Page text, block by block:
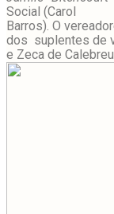
Social (Carol
Barros). O
dos suplentes de
e Zeca de